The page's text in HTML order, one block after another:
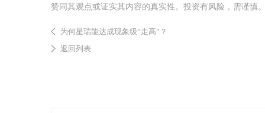
赞同其观点或证实其内容的真实性。投资有风险，需谨慎
为何星瑞能达成现象级“走高”？
返回列表